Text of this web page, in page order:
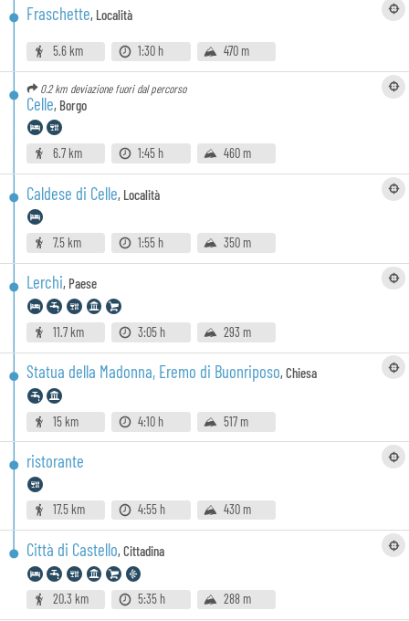
Fraschette, Località
5.6 km 1:30 h 470 m
0.2 km deviazione fuori dal percorso
Celle, Borgo
6.7 km 1:45 h 460 m
Caldese di Celle, Località
7.5 km 1:55 h 350 m
Lerchi, Paese
11.7 km 3:05 h 293 m
Statua della Madonna, Eremo di Buonriposo,Chiesa
15 km 4:10 h 517 m
ristorante
17.5 km 4:55 h 430 m
Città di Castello,Cittadina
20.3 km 5:35 h 288 m